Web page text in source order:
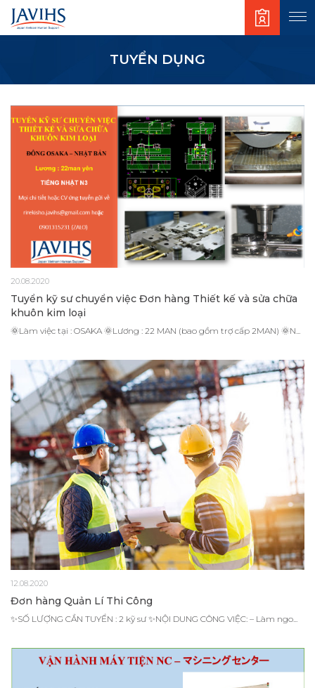
TUYỂN DỤNG
20.08.2020
Tuyển kỹ sư chuyển việc Đơn hàng Thiết kế và sửa chữa
khuôn kim loại
🌞Làm việc tại : OSAKA 🌞Lương : 22 MAN (bao gồm trợ cấp 2MAN) 🌞N...
12.08.2020
Đơn hàng Quản Lí Thi Công
✨SỐ LƯỢNG CẦN TUYỂN : 2 kỹ sư ✨NỘI DUNG CÔNG VIỆC: – Làm ngo...